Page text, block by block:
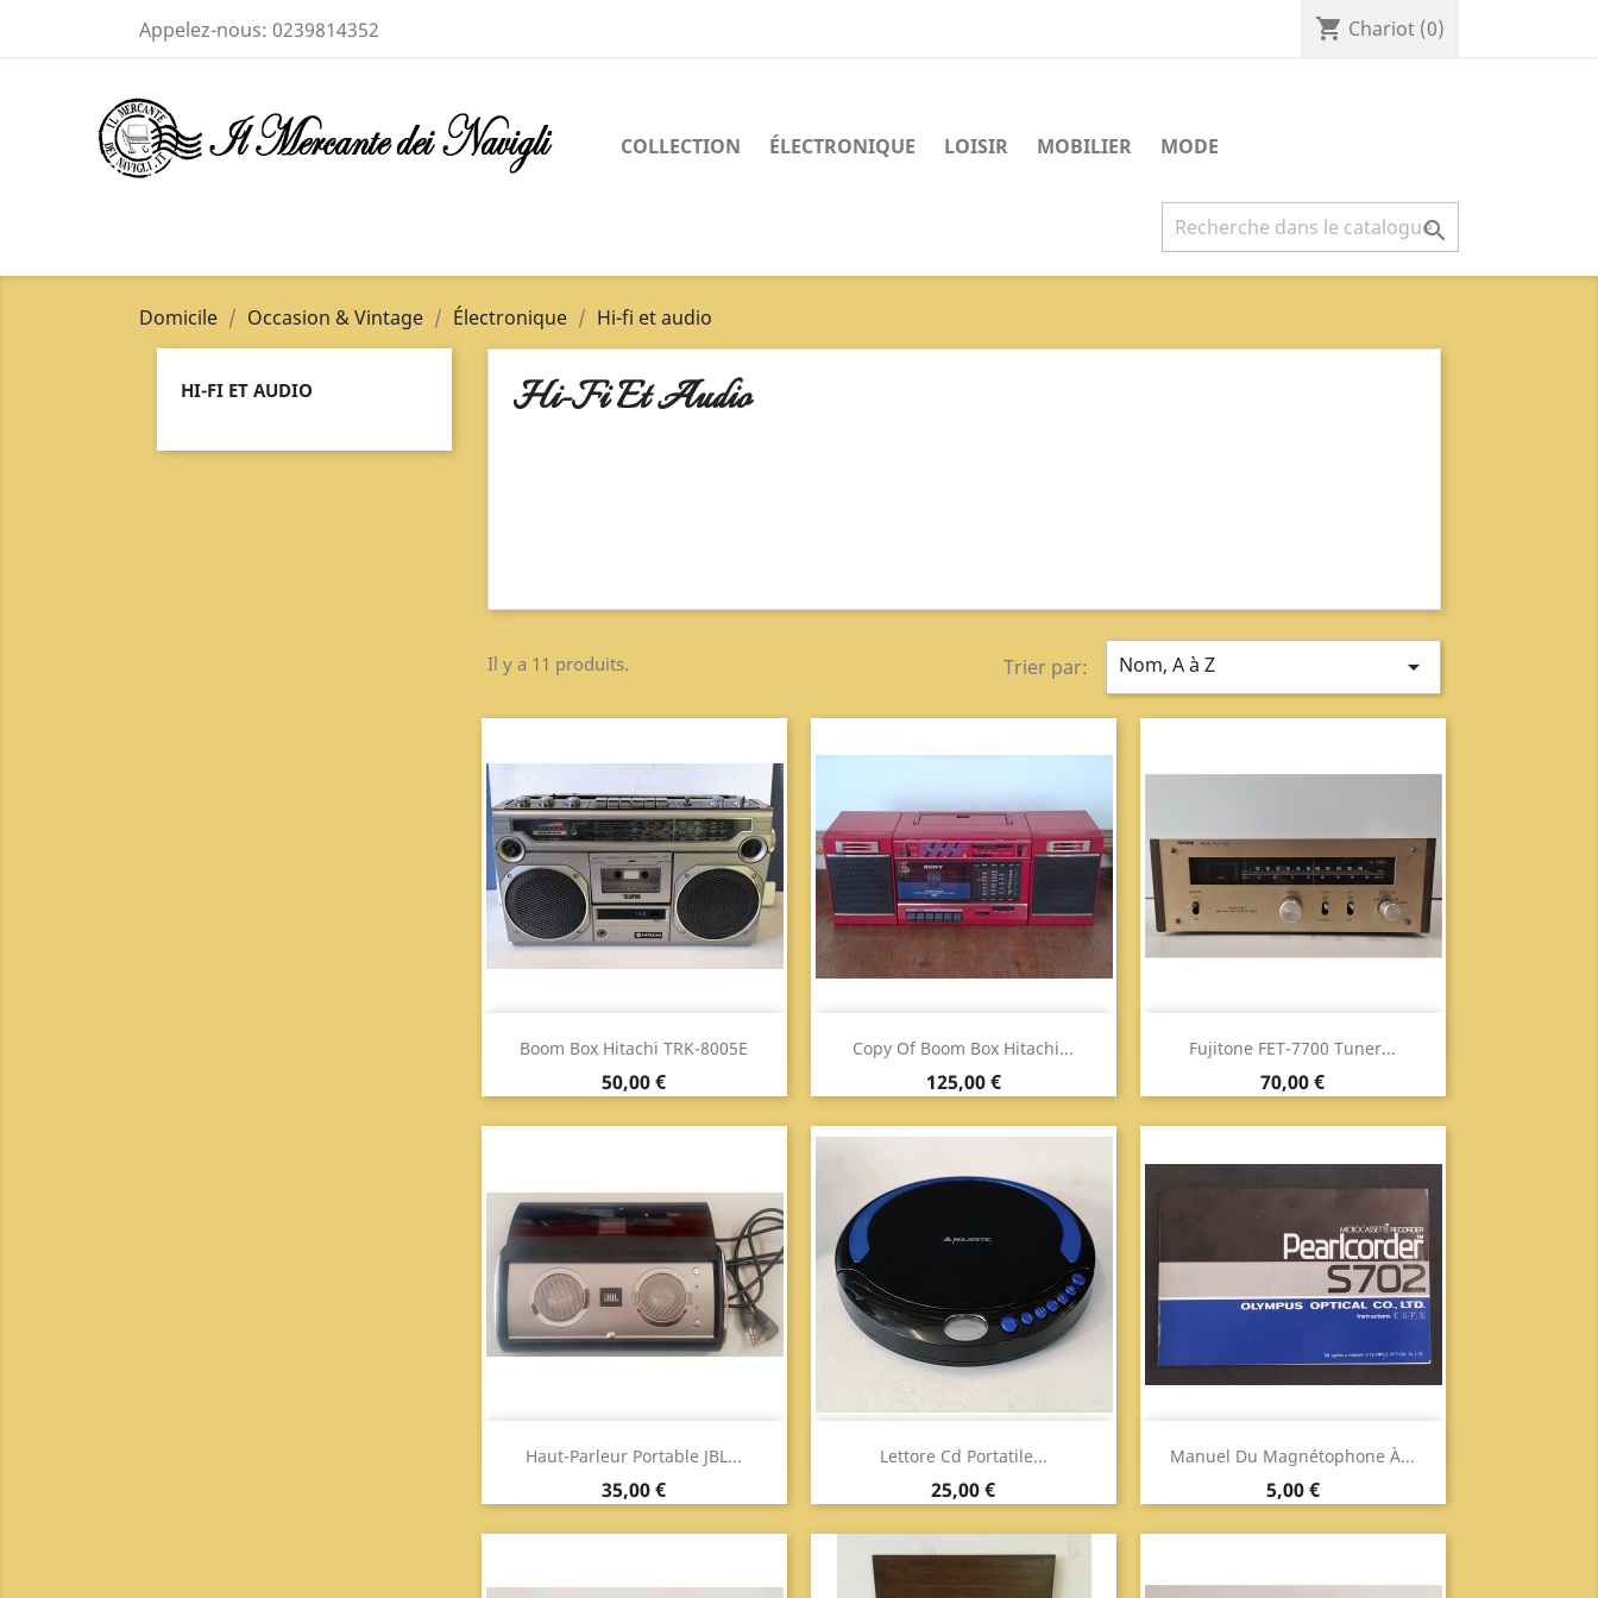
Appelez-nous: 0239814352 shopping_cart Chariot (0)
COLLECTION ÉLECTRONIQUE LOISIR MOBILIER MODE

Domicile Occasion & Vintage Électronique Hi-fi et audio
HI-FI ET AUDIO Hi-Fi Et Audio
Il y a 11 produits. Trier par: Nom, A à Z 
Boom Box Hitachi TRK-8005E
Prix
50,00 €
Aperçu Copy Of Boom Box Hitachi...
Prix
125,00 €
 Aperçu Fujitone FET-7700 Tuner...
Prix
70,00 €
Aperçu
Haut-Parleur Portable JBL...
Prix
35,00 €
 Aperçu Lettore Cd Portatile...
Prix
25,00 €
Aperçu Manuel Du Magnétophone À...
Prix
5,00 €
Aperçu